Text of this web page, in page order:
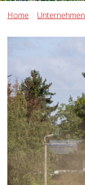
Home Unternehmen